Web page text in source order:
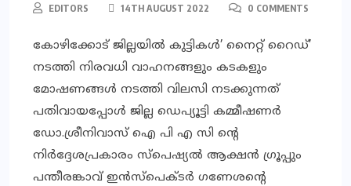
EDITORS 14TH AUGUST 2022 0 COMMENTS
കോഴിക്കോട് ജില്ലയില്‍ കുട്ടികള്‍’ നൈറ്റ് റൈഡ്’
നടത്തി നിരവധി വാഹനങ്ങളും കടകളും
മോഷണങ്ങള്‍ നടത്തി വിലസി നടക്കുന്നത്
പതിവായപ്പോള്‍ ജില്ല ഡെപ്യൂട്ടി കമ്മീഷണര്‍
ഡോ.ശ്രീനിവാസ് ഐ പി എ സി ന്റെ
നിര്‍ദ്ദേശപ്രകാരം സ്‌പെഷ്യല്‍ ആക്ഷന്‍ ഗ്രൂപ്പും
പന്തീരങ്കാവ് ഇന്‍സ്‌പെക്ടര്‍ ഗണേശന്റെ